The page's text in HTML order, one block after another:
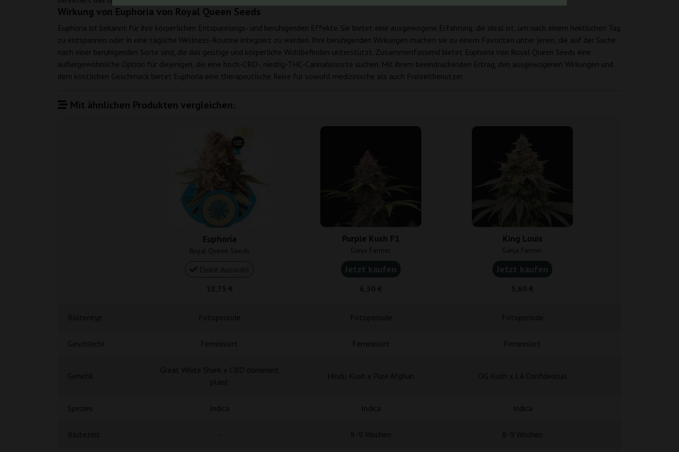
Wirkung von Euphoria von Royal Queen Seeds
Euphoria ist bekannt für ihre körperlichen Entspannungs- und beruhigenden Effekte. Sie bietet eine ausgewogene Erfahrung, die ideal ist, um nach einem hektischen Tag
zu entspannen oder in eine tägliche Wellness-Routine integriert zu werden. Ihre beruhigenden Wirkungen machen sie zu einem Favoriten unter jenen, die auf der Suche
nach einer beruhigenden Sorte sind, die das geistige und körperliche Wohlbefinden unterstützt. Zusammenfassend bietet Euphoria von Royal Queen Seeds eine
außergewöhnliche Option für diejenigen, die eine hoch-CBD-, niedrig-THC-Cannabissorte suchen. Mit ihrem beeindruckenden Ertrag, den ausgewogenen Wirkungen und
dem köstlichen Geschmack bietet Euphoria eine therapeutische Reise für sowohl medizinische als auch Freizeitbenutzer.
Mit ähnlichen Produkten vergleichen:
Euphoria
Royal Queen Seeds
Purple Kush F1
Ganja Farmer
Jetzt kaufen
King Louis
Ganja Farmer
Jetzt kaufen
Geschlecht Feminisiert Feminisiert Feminisiert
Spezies Indica Indica Indica